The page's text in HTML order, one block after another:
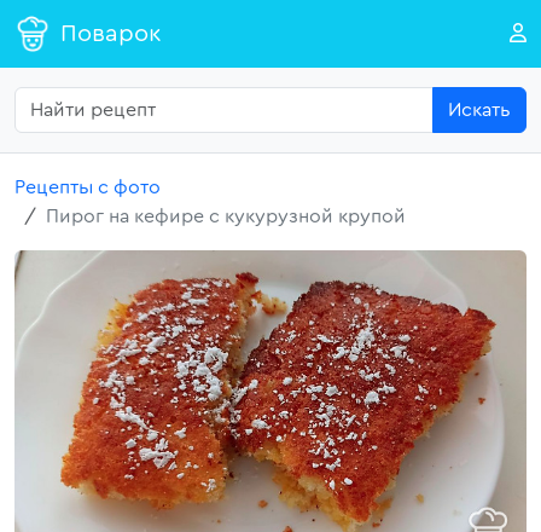
Поварок
Искать
Рецепты с фото
Пирог на кефире с кукурузной крупой